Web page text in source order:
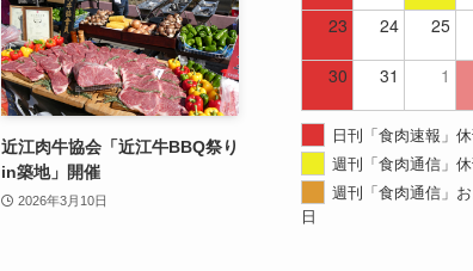
近江肉牛協会「近江牛BBQ祭り
in築地」開催
2026年3月10日
23 24 25
30 31 1
日刊「食肉速報」
週刊「食肉通信」
週刊「食肉通信」
日